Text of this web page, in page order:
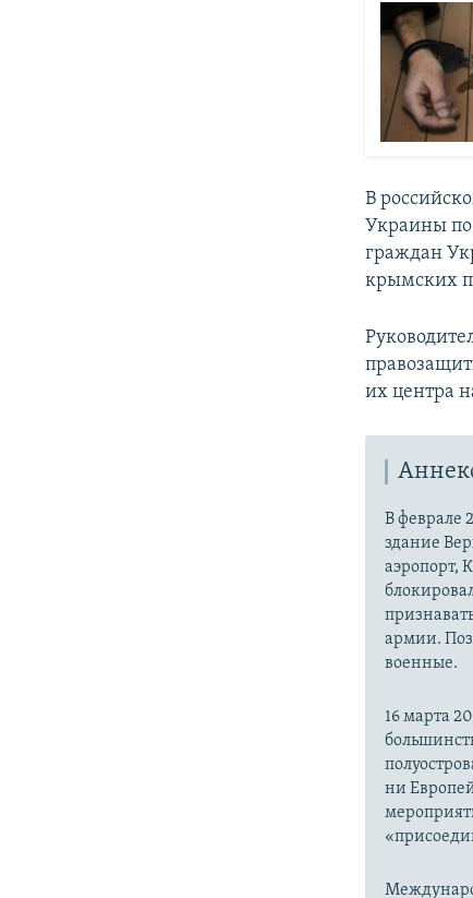
В
Украины
граждан
крымских
их центра
В феврале
здание
аэропорт,
армии.
военные.
16 марта
ни